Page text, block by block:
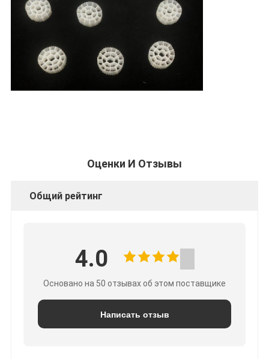
Оценки И Отзывы
Общий рейтинг
4.0
Основано на 50 отзывах об этом поставщике
Написать отзыв